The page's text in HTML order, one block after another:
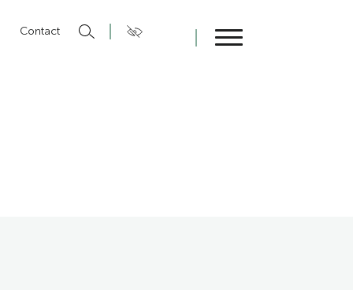
Contact